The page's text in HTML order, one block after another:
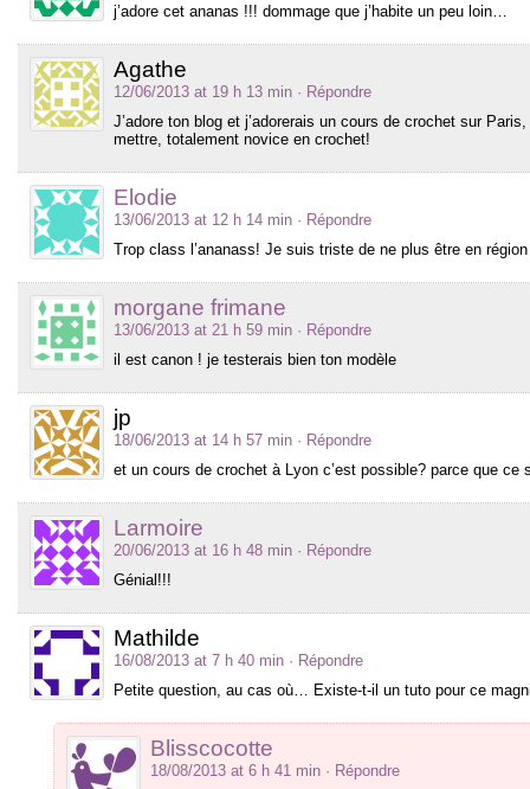
j’adore cet ananas !!! dommage que j’habite un peu loin…
Agathe
12/06/2013 at 19 h 13 min · Répondre
J’adore ton blog et j’adorerais un cours de crochet sur
mettre, totalement novice en crochet!
Elodie
13/06/2013 at 12 h 14 min · Répondre
Trop class l’ananass! Je suis triste de ne plus être en
morgane frimane
13/06/2013 at 21 h 59 min · Répondre
il est canon ! je testerais bien ton modèle
jp
18/06/2013 at 14 h 57 min · Répondre
et un cours de crochet à Lyon c’est possible? parce que ce
Larmoire
20/06/2013 at 16 h 48 min · Répondre
Génial!!!
Mathilde
16/08/2013 at 7 h 40 min · Répondre
Petite question, au cas où… Existe-t-il un tuto pour ce
Blisscocotte
18/08/2013 at 6 h 41 min · Répondre